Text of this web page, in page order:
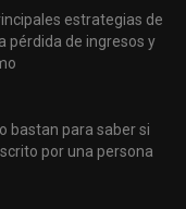
estrategias de
pérdida de ingresos y
bastan para saber si
por una persona